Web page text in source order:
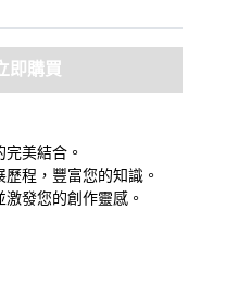
即購買
美結合。
程，豐富您的知識。
發您的創作靈感。